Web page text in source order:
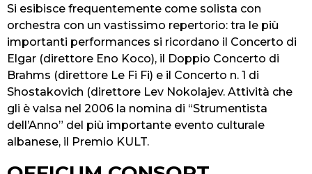
Si esibisce frequentemente come solista con
orchestra con un vastissimo repertorio: tra le più
importanti performances si ricordano il Concerto di
Elgar (direttore Eno Koco), il Doppio Concerto di
Brahms (direttore Le Fi Fi) e il Concerto n. 1 di
Shostakovich (direttore Lev Nokolajev. Attività che
gli è valsa nel 2006 la nomina di “Strumentista
dell’Anno” del più importante evento culturale
albanese, il Premio KULT.